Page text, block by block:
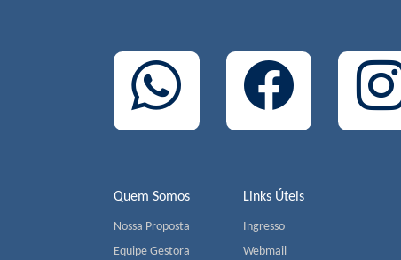
Quem Somos
Nossa Proposta
Equipe Gestora
Links Úteis
Ingresso
Webmail